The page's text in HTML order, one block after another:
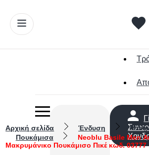
Αρχική σελίδα Ένδυση
Πουκάμισα
Neoblu Basile Men
Μακρυμάνικο Πουκάμισο Πικέ κωδ. 03777